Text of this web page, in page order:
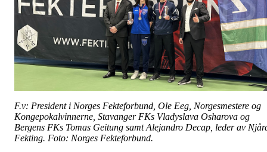
F.v: President i Norges Fekteforbund, Ole Eeg, Norgesmestere og
Kongepokalvinnerne, Stavanger FKs Vladyslava Osharova og
Bergens FKs Tomas Geitung samt Alejandro Decap, leder av
Fekting. Foto: Norges Fekteforbund.